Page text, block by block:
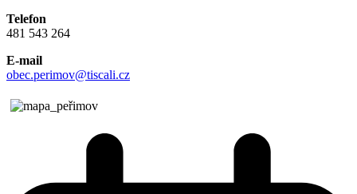
Telefon
481 543 264
E-mail
obec.perimov@tiscali.cz